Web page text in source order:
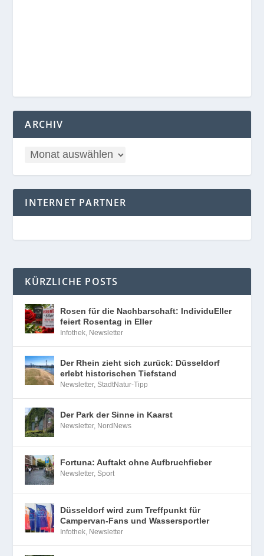
ARCHIV
INTERNET PARTNER
KÜRZLICHE POSTS
Rosen für die Nachbarschaft: IndividuEller
feiert Rosentag in Eller
Infothek Newsletter
Der Rhein zieht sich zurück: Düsseldorf
erlebt historischen Tiefstand
Newsletter,StadtNatur-Tipp
Der Park der Sinne in Kaarst
Newsletter, NordNews
Fortuna: Auftakt ohne Aufbruchfieber
Newsletter,Sport
Düsseldorf wird zum Treffpunkt für
Campervan-Fans und Wassersportler
Infothek Newsletter